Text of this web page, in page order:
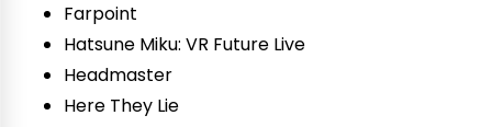
Farpoint
Hatsune Miku: VR Future Live
Headmaster
Here They Lie